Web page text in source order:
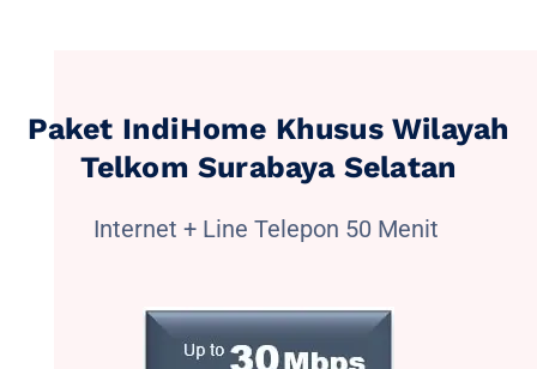
Paket IndiHome Khusus Wilayah
Telkom Surabaya Selatan
Internet + Line Telepon 50 Menit